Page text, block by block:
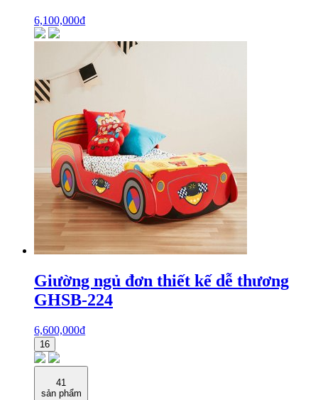
6,100,000₫
Giường ngủ đơn thiết kế dễ thương
GHSB-224
6,600,000₫
16
41
sản phẩm